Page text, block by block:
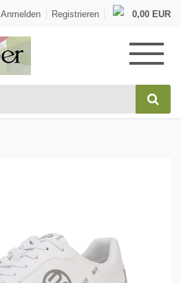
Anmelden Registrieren 0,00 EUR